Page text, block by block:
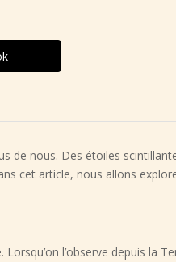
de nous. Des étoiles
cet article, nous allons
l’observe depuis la